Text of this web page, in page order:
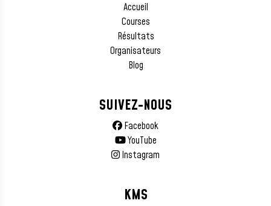
Accueil
Courses
Résultats
Organisateurs
Blog
SUIVEZ-NOUS
Facebook
YouTube
Instagram
KMS